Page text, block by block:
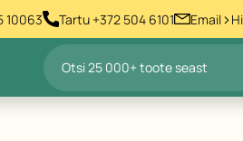
10063 Tartu +372 504 6101 Email>
Products
search